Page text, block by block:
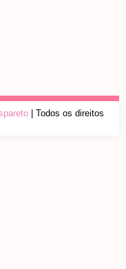
| Todos os direitos